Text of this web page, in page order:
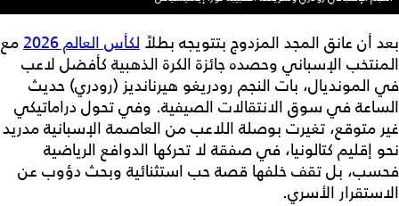
بعد أن عانق المجد المزدوج بتتويجه بطلاً لكأس العالم 2026
مع
المنتخب الإسباني وحصده جائزة الكرة الذهبية كأفضل لاعب
في المونديال، بات النجم رودريغو هيرنانديز (رودري) حديث
الساعة في سوق الانتقالات الصيفية. وفي تحول دراماتيكي
غير متوقع، تغيرت بوصلة اللاعب من العاصمة الإسبانية مدريد
نحو إقليم كتالونيا، في صفقة لا تحركها الدوافع الرياضية
فحسب، بل تقف خلفها قصة حب استثنائية وبحث دؤوب عن
الاستقرار الأسري.